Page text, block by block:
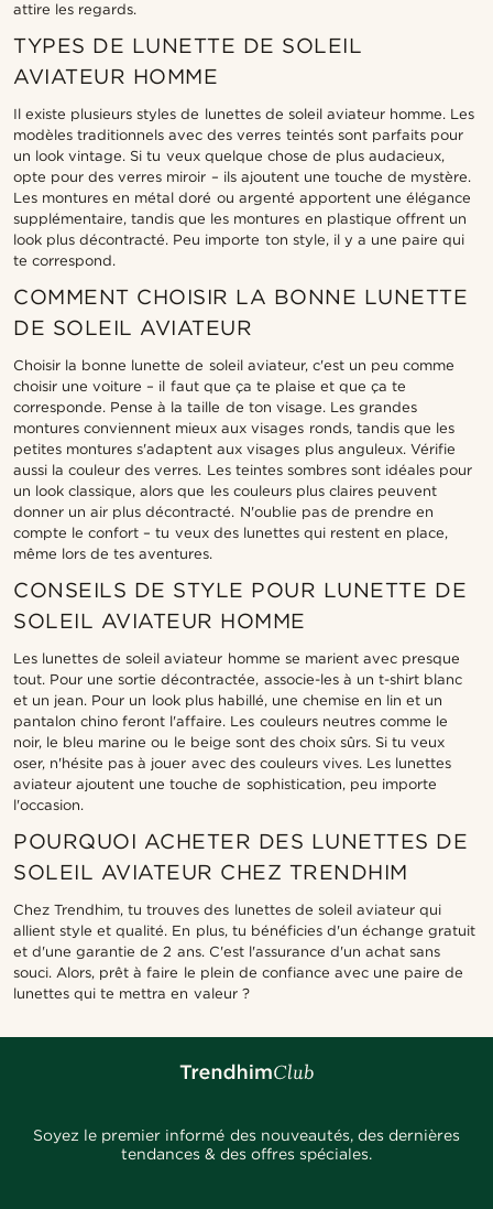
attire les regards.
TYPES DE LUNETTE DE SOLEIL
AVIATEUR HOMME
Il existe plusieurs styles de lunettes de soleil aviateur homme. Les
modèles traditionnels avec des verres teintés sont parfaits pour
un look vintage. Si tu veux quelque chose de plus audacieux,
opte pour des verres miroir – ils ajoutent une touche de mystère.
Les montures en métal doré ou argenté apportent une élégance
supplémentaire, tandis que les montures en plastique offrent un
look plus décontracté. Peu importe ton style, il y a une paire qui
te correspond.
COMMENT CHOISIR LA BONNE LUNETTE
DE SOLEIL AVIATEUR
Choisir la bonne lunette de soleil aviateur, c'est un peu comme
choisir une voiture – il faut que ça te plaise et que ça te
corresponde. Pense à la taille de ton visage. Les grandes
montures conviennent mieux aux visages ronds, tandis que les
petites montures s'adaptent aux visages plus anguleux. Vérifie
aussi la couleur des verres. Les teintes sombres sont idéales pour
un look classique, alors que les couleurs plus claires peuvent
donner un air plus décontracté. N'oublie pas de prendre en
compte le confort – tu veux des lunettes qui restent en place,
même lors de tes aventures.
CONSEILS DE STYLE POUR LUNETTE DE
SOLEIL AVIATEUR HOMME
Les lunettes de soleil aviateur homme se marient avec presque
tout. Pour une sortie décontractée, associe-les à un t-shirt blanc
et un jean. Pour un look plus habillé, une chemise en lin et un
pantalon chino feront l'affaire. Les couleurs neutres comme le
noir, le bleu marine ou le beige sont des choix sûrs. Si tu veux
oser, n'hésite pas à jouer avec des couleurs vives. Les lunettes
aviateur ajoutent une touche de sophistication, peu importe
l'occasion.
POURQUOI ACHETER DES LUNETTES DE
SOLEIL AVIATEUR CHEZ TRENDHIM
Chez Trendhim, tu trouves des lunettes de soleil aviateur qui
allient style et qualité. En plus, tu bénéficies d'un échange gratuit
et d'une garantie de 2 ans. C'est l'assurance d'un achat sans
souci. Alors, prêt à faire le plein de confiance avec une paire de
lunettes qui te mettra en valeur ?
Soyez le premier informé des nouveautés, des dernières
tendances & des offres spéciales.